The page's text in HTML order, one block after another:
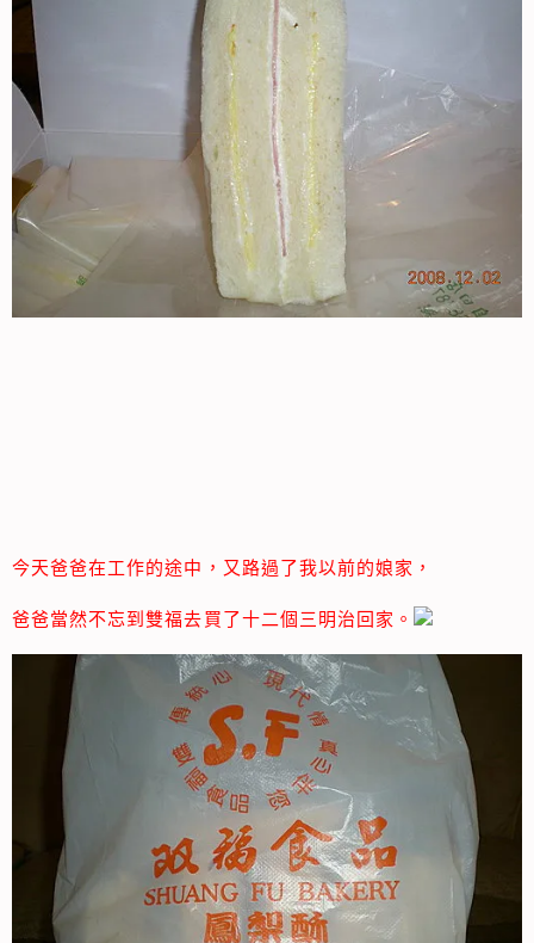
今天爸爸在工作的途中，又路過了我以前的娘家，
爸爸當然不忘到雙福去買了十二個三明治回家。